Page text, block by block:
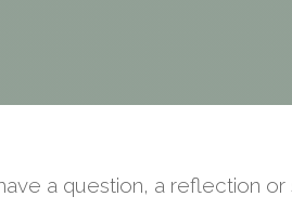
a question, a reflection